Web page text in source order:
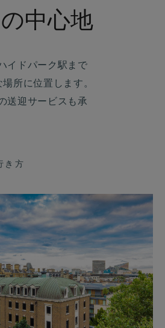
中心地
イドパーク駅まで
所に位置します。
送迎サービスも承
き方